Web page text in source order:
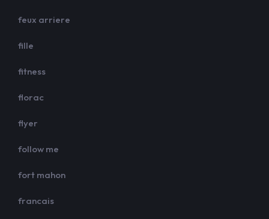
feux arriere
fille
fitness
florac
flyer
follow me
fort mahon
francais